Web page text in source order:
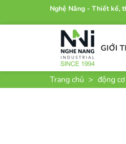
Nghệ Năng - Thiết kế,
GIỚI
Trang chủ > động